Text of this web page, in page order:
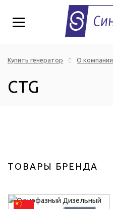
Купить генератор О компании
CTG
ТОВАРЫ БРЕНДА